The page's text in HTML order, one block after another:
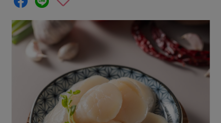
芽苗類
辛香料類
奶蛋豆・五穀
乳製品
米麵雜糧
肉品・水產
麵食
肉食
蛋料理
預購活動
把最好的台灣味帶回家！
防災用品預購圓滿結束
2026年端午節預購圓滿結束
更多預購活動
綠主張
觀點文章
主婦食堂 一籃菜真心話
合作聯合國
產品故事
樂齡生活 親子食育
關於合作社
合作社組織